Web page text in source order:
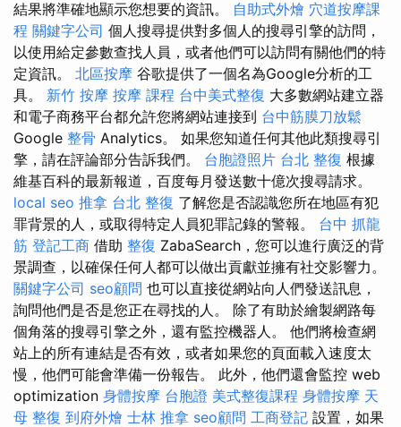
結果將準確地顯示您想要的資訊。 自助式外燴 穴道按摩課
程 關鍵字公司 個人搜尋提供對多個人的搜尋引擎的訪問，
以使用給定參數查找人員，或者他們可以訪問有關他們的特
定資訊。 北區按摩 谷歌提供了一個名為Google分析的工
具。 新竹 按摩 按摩 課程 台中美式整復 大多數網站建立器
和電子商務平台都允許您將網站連接到 台中筋膜刀放鬆
Google 整骨 Analytics。 如果您知道任何其他此類搜尋引
擎，請在評論部分告訴我們。 台胞證照片 台北 整復 根據
維基百科的最新報道，百度每月發送數十億次搜尋請求。
local seo 推拿 台北 整復 了解您是否認識您所在地區有犯
罪背景的人，或取得特定人員犯罪記錄的警報。 台中 抓龍
筋 登記工商 借助 整復 ZabaSearch，您可以進行廣泛的背
景調查，以確保任何人都可以做出貢獻並擁有社交影響力。
關鍵字公司 seo顧問 也可以直接從網站向人們發送訊息，
詢問他們是否是您正在尋找的人。 除了有助於繪製網路每
個角落的搜尋引擎之外，還有監控機器人。 他們將檢查網
站上的所有連結是否有效，或者如果您的頁面載入速度太
慢，他們可能會準備一份報告。 此外，他們還會監控 web
optimization 身體按摩 台胞證 美式整復課程 身體按摩 天
母 整復 到府外燴 士林 推拿 seo顧問 工商登記 設置，如果